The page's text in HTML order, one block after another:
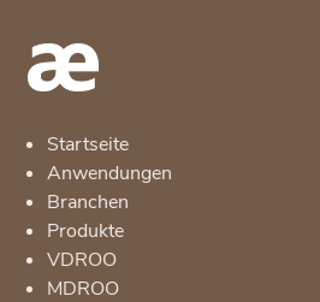
Startseite
Anwendungen
Branchen
Produkte
VDROO
MDROO